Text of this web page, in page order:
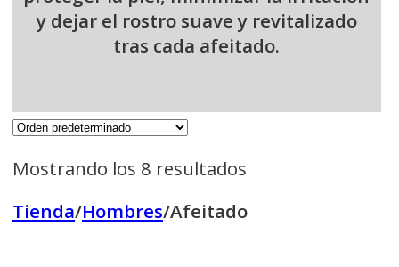
y dejar el rostro suave y revitalizado
tras cada afeitado.
Mostrando los 8 resultados
Tienda/Hombres/Afeitado